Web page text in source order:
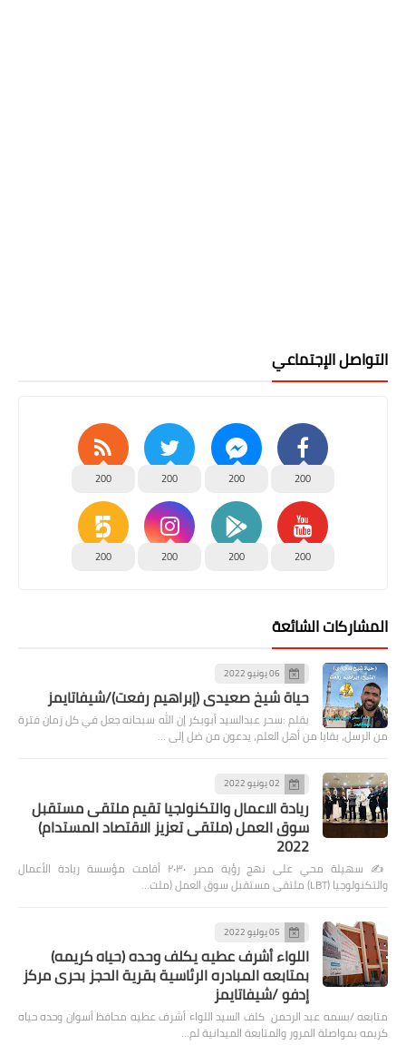
التواصل الإجتماعي
200
200
200
200
200
200
200
200
المشاركات الشائعة
06 يونيو 2022
حياة شيخ صعيدى (إبراهيم رفعت)/شيفاتايمز
بقلم :سحر عبدالسيد أبوبكر إن الله سبحانه جعل في كل زمان فترة
من الرسل، بقايا من أهل العلم، يدعون من ضل إلى …
02 يونيو 2022
ريادة الاعمال والتكنولجيا تقيم ملتقى مستقبل
سوق العمل (ملتقى تعزيز الاقتصاد المستدام)
2022
✍️ سهيلة محي على نهج رؤية مصر ٢٠٣٠ أقامت مؤسسة ريادة الأعمال
والتكنولوجيا (LBT) ملتقى مستقبل سوق العمل (ملت…
05 يوليو 2022
اللواء أشرف عطيه يكلف وحده (حياه كريمه)
بمتابعه المبادره الرئاسية بقرية الحجز بحرى مركز
إدفو /شيفاتايمز
متابعه /بسمه عبد الرحمن كلف السيد اللواء أشرف عطيه محافظ أسوان وحده حياه
كريمه بمواصلة المرور والمتابعة الميدانية لم…